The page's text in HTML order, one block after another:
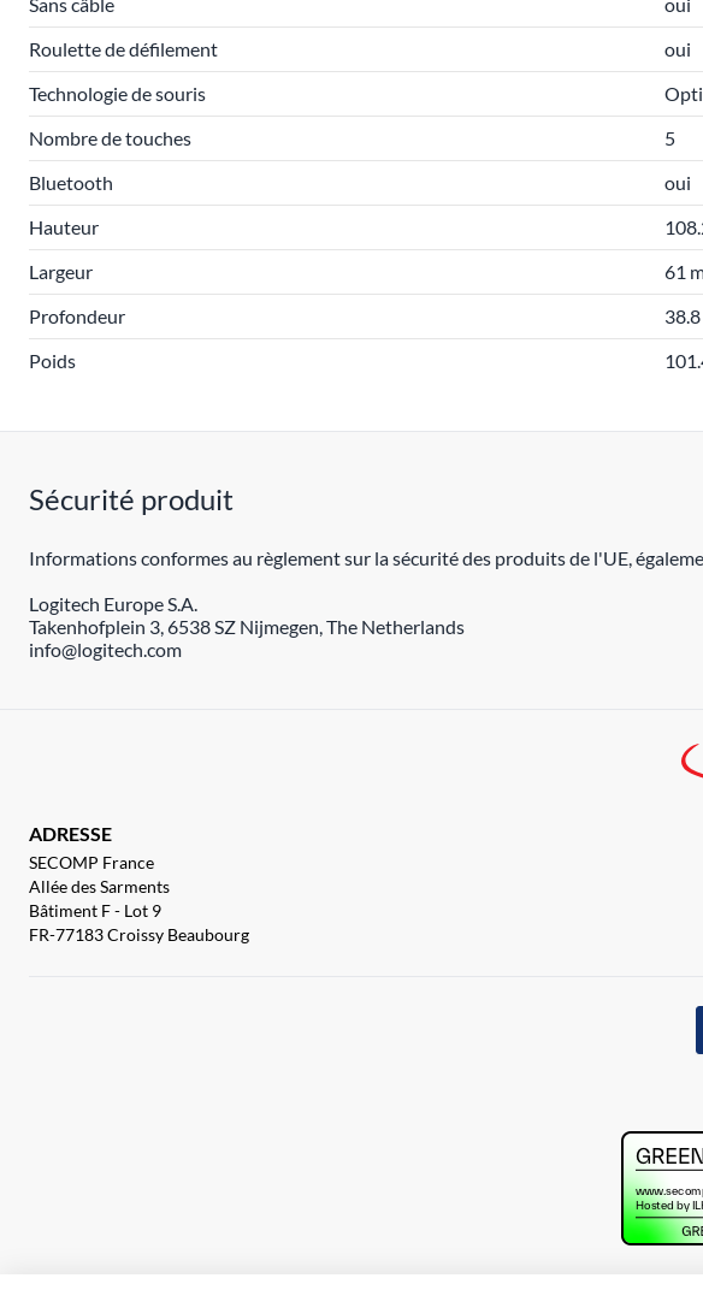
Roulette de défilement
oui
Technologie de souris
Nombre de touches
5
Bluetooth
oui
Hauteur
Largeur
61
Profondeur
Poids
Sécurité produit
Informations conformes au règlement sur la sécurité des produits de l'UE,
Logitech Europe S.A.
Takenhofplein 3, 6538 SZ Nijmegen, The Netherlands
info@logitech.com
ADRESSE
SECOMP France
Allée des Sarments
Bâtiment F - Lot 9
FR-77183 Croissy Beaubourg